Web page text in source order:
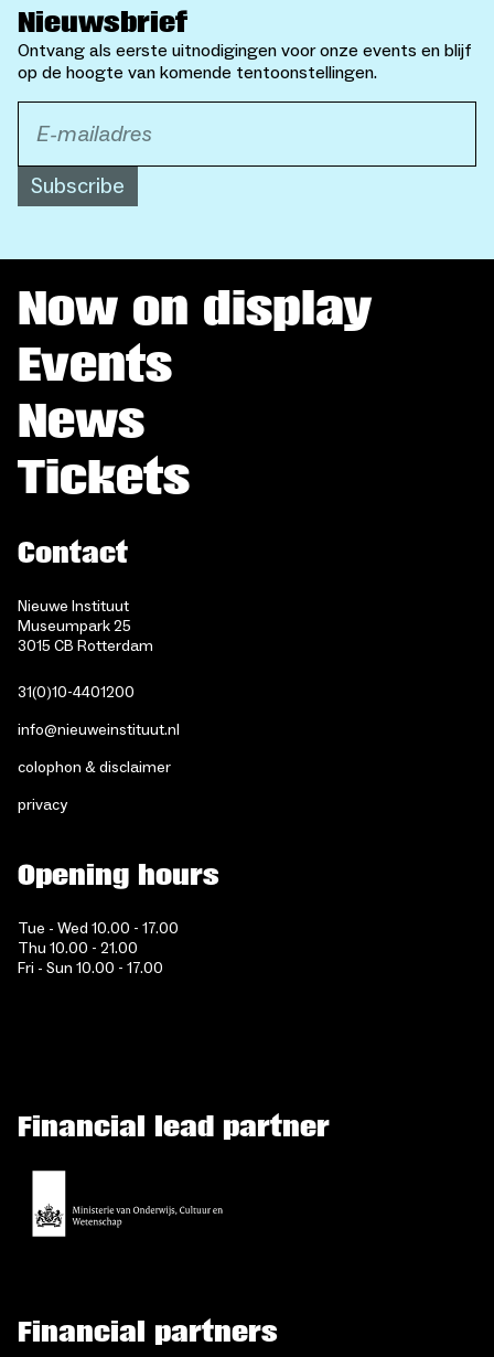
Nieuwsbrief
Ontvang als eerste uitnodigingen voor onze events en blijf
op de hoogte van komende tentoonstellingen.
Subscribe
Now on display
Events
News
Tickets
Contact
Nieuwe Instituut
Museumpark 25
3015 CB Rotterdam
31(0)10-4401200
info@nieuweinstituut.nl
colophon & disclaimer
privacy
Opening hours
Tue - Wed 10.00 - 17.00
Thu 10.00 - 21.00
Fri - Sun 10.00 - 17.00
Financial lead partner
Financial partners